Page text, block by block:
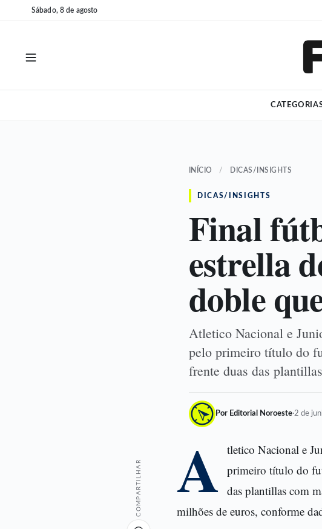
para
para
Sábado, 8 de agosto
INÍCIO / DICAS/INSIGHTS
DICAS/INSIGHTS
Final
estrella
doble
Atletico Nacional e
pelo primeiro título do
frente duas das
Por Editorial Noroeste·2 de
COMPARTILHAR A tletico Nacional e
primeiro título do
das plantillas com
milhões de euros, conforme